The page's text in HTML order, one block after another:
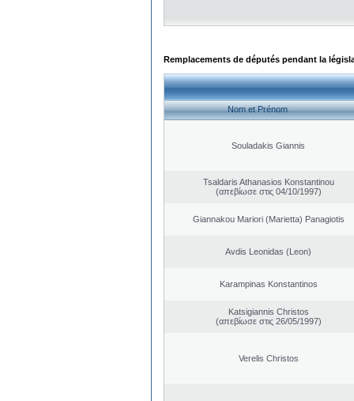
Remplacements de députés pendant la
Nom et Prénom
Souladakis Giannis
Tsaldaris Athanasios Konstantinou
(απεβίωσε στις 04/10/1997)
Giannakou Mariori (Marietta) Panagiotis
Avdis Leonidas (Leon)
Karampinas Konstantinos
Katsigiannis Christos
(απεβίωσε στις 26/05/1997)
Verelis Christos